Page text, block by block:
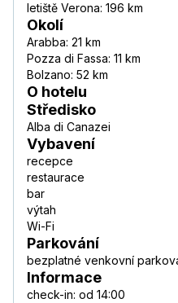
letiště Verona: 196 km
Okolí
Arabba: 21 km
Pozza di Fassa: 11 km
Bolzano: 52 km
O hotelu
Středisko
Alba di Canazei
Vybavení
recepce
restaurace
bar
výtah
Wi-Fi
Parkování
bezplatné venkovní
Informace
check-in: od 14:00